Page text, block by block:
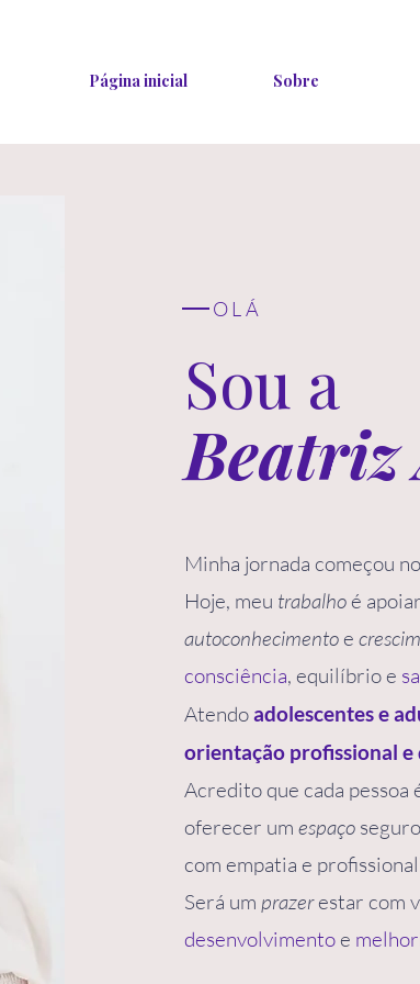
Página inicial Sobre
OLÁ
Sou a
Beatriz
Minha jornada começou
Hoje, meu trabalhoé
autoconhecimentoe
consciência, equilíbrio e
Atendoadolescentes e
orientação profissional e
Acredito que cada pessoa
oferecer um espaço
com empatia e
Será um prazerestar com
desenvolvimentoe